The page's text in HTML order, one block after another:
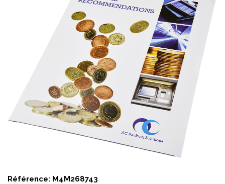
Référence: M4M268743